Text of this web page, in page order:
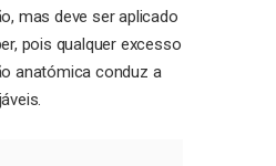
mas deve ser aplicado
pois qualquer excesso
anatómica conduz a